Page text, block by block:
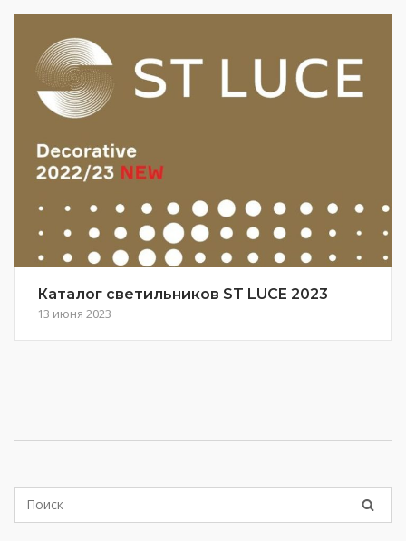
Каталог светильников ST LUCE 2023
13 июня 2023